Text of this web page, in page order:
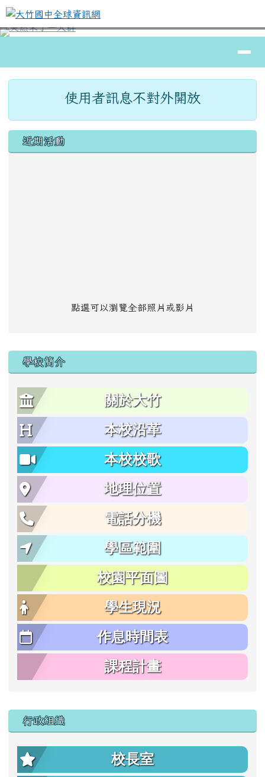
跳至主內容區
大竹國中全球資訊網
⏸
使用者訊息不對外開放
左邊區域內容
近期活動
點選可以瀏覽全部照片或影片
學校簡介
關於大竹
本校沿革
本校校歌
地理位置
電話分機
學區範圍
校園平面圖
學生現況
作息時間表
課程計畫
行政組織
校長室